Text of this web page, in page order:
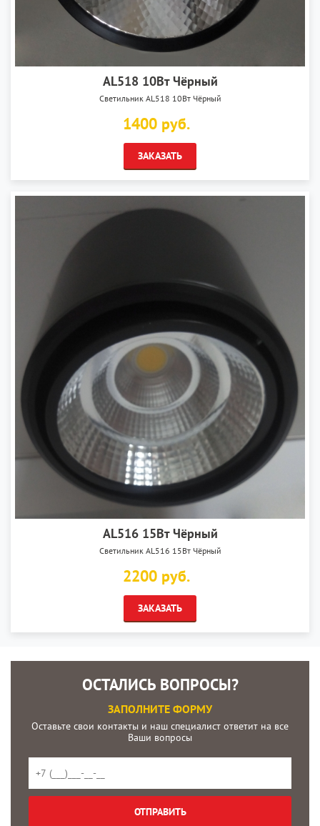
AL518 10Вт Чёрный
Светильник AL518 10Вт Чёрный
1400 руб.
ЗАКАЗАТЬ
AL516 15Вт Чёрный
Светильник AL516 15Вт Чёрный
2200 руб.
ЗАКАЗАТЬ
ОСТАЛИСЬ ВОПРОСЫ?
ЗАПОЛНИТЕ ФОРМУ
Оставьте свои контакты и наш специалист ответит на все
Ваши вопросы